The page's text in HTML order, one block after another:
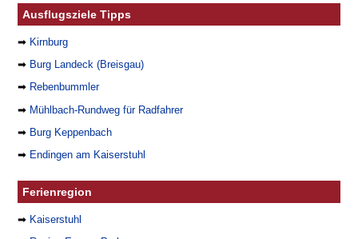
Ausflugsziele Tipps
➡ Kirnburg
➡ Burg Landeck (Breisgau)
➡ Rebenbummler
➡ Mühlbach-Rundweg für Radfahrer
➡ Burg Keppenbach
➡ Endingen am Kaiserstuhl
Ferienregion
➡ Kaiserstuhl